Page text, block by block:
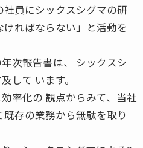
員にシックスシグマの研
ればならない」と活動を
次報告書は、 シックスシ
して います。
率化の 観点からみて、当社
存の業務から無駄を取り